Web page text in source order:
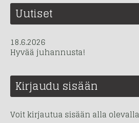
Uutiset
18.6.2026
Hyvää juhannusta!
Kirjaudu sisään
Voit kirjautua sisään alla